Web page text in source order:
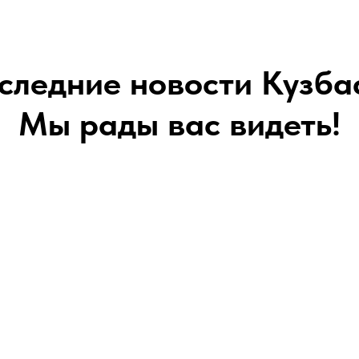
новости
Мы рады вас видеть!